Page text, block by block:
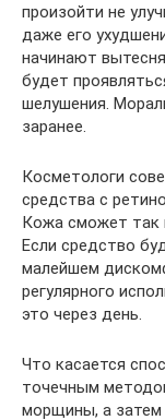
произойти не
даже его
начинают
будет
шелушения.
заранее.
Косметологи
средства с
Кожа сможет так
Если средство
малейшем
регулярного
это через день.
Что касается
точечным
морщины, а затем